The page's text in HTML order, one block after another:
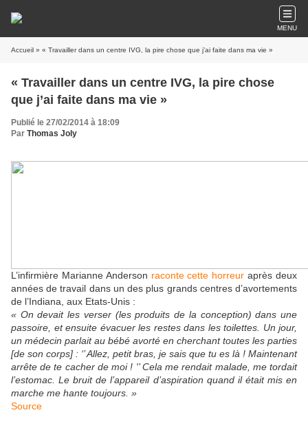
MENU
Accueil » « Travailler dans un centre IVG, la pire chose que j’ai faite dans ma vie »
« Travailler dans un centre IVG, la pire chose
que j’ai faite dans ma vie »
Publié le 27/02/2014 à 18:09
Par Thomas Joly
L’infirmière Marianne Anderson raconte cette horreur après deux
années de travail dans un des plus grands centres d’avortements
de l’Indiana, aux Etats-Unis :
« On devait les verser (les produits de la conception) dans une
passoire, et ensuite évacuer les restes dans les toilettes. Un jour,
un médecin parlait au bébé avorté en cherchant toutes les parties
[de son corps] : ‘’ Allez, petit bras, je sais que tu es là ! Maintenant
arrête de te cacher de moi ! '’ Cela me rendait malade, me tordait
l’estomac. Le bruit de l’appareil d’aspiration quand il était mis en
marche me hante toujours. »
Source